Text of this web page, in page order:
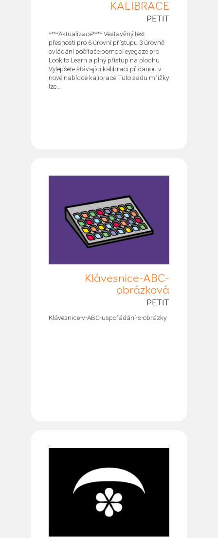
KALIBRACE
PETIT
****Aktualizace**** Vestavěný test
přesnosti pro 6 úrovní přístupu 3 úrovně
ovládání počítače pomocí eyegaze pro
Look to Learn a plný přístup na plochu
Vylepšete stávající kalibraci přidanou v
nové nabídce kalibrace Tuto sadu mřížky
lze...
Klávesnice-ABC-
obrázková
PETIT
Klávesnice-v-ABC-uspořádání-s-obrázky